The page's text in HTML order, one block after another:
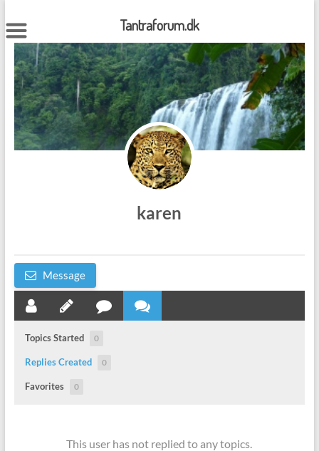
to
content
karen
Message
Topics Started 0
Replies Created 0
Favorites 0
This user has not replied to any topics.
Tantraforum.dk